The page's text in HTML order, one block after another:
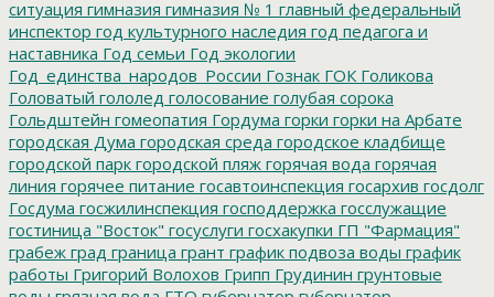
ситуация гимназия гимназия № 1 главный федеральный
инспектор год культурного наследия год педагога и
наставника Год семьи Год экологии
Год_единства_народов_России Гознак ГОК Голикова
Головатый гололед голосование голубая сорока
Гольдштейн гомеопатия Гордума горки горки на Арбате
городская Дума городская среда городское кладбище
городской парк городской пляж горячая вода горячая
линия горячее питание госавтоинспекция госархив госдолг
Госдума госжилинспекция господдержка госслужащие
гостиница "Восток" госуслуги госхакупки ГП "Фармация"
грабеж град граница грант график подвоза воды график
работы Григорий Волохов Грипп Грудинин грунтовые